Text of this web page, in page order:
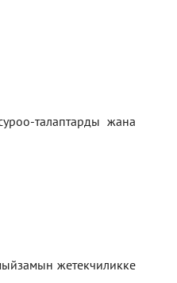
талаптарды жана
жетекчиликке